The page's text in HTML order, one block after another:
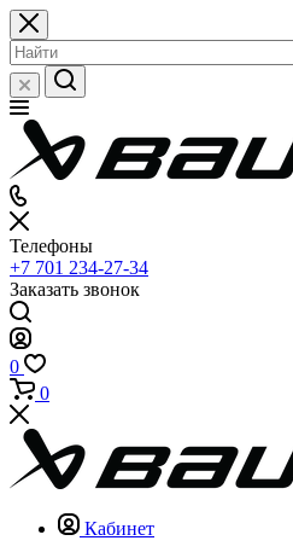
Телефоны
+7 701 234-27-34
Заказать звонок
0
0
Кабинет